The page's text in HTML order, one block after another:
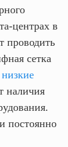
центрах в
проводить
сетка
низкие
наличия
постоянно